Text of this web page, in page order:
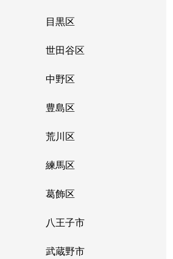
目黒区
世田谷区
中野区
豊島区
荒川区
練馬区
葛飾区
八王子市
武蔵野市